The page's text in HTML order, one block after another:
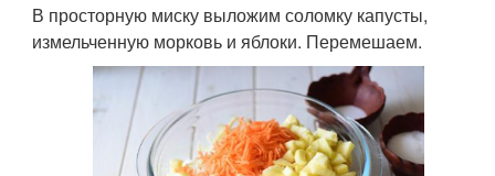
В просторную миску выложим соломку капусты,
измельченную морковь и яблоки. Перемешаем.